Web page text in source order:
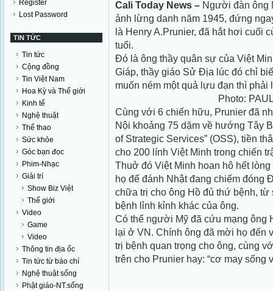
Register
Lost Password
TIN TỨC
Tin tức
Cộng đồng
Tin Việt Nam
Hoa Kỳ và Thế giới
Kinh tế
Nghệ thuật
Thể thao
Sức khỏe
Góc bạn đọc
Phim-Nhạc
Giải trí
Show Biz Việt
Thế giới
Video
Game
Video
Thông tin địa ốc
Tin tức từ báo chí
Nghệ thuật sống
Phật giáo-NT.sống
Cali Today News – Người đàn ông
ảnh lừng danh năm 1945, đứng
là Henry A.Prunier, đã hắt hơi cuối
tuổi.
Đó là ông thầy quân sự của Việt
Giáp, thầy giáo Sử Địa lúc đó chỉ
muốn ném một quả lựu đạn thì phải
Photo:
Cùng với 6 chiến hữu, Prunier đã
Nội khoảng 75 dặm về hướng Tây
of Strategic Services” (OSS), tiền
cho 200 lính Việt Minh trong chiến
Thuở đó Việt Minh hoan hô hết
họ để đánh Nhật đang chiếm
chữa trị cho ông Hồ đủ thứ bệnh, từ
bệnh lỉnh kỉnh khác của ông.
Có thể người Mỹ đã cứu mạng ông
lại ở VN. Chính ông đã mời họ đến
trị bệnh quan trọng cho ông, cùng
trên cho Prunier hay: “cơ may sống